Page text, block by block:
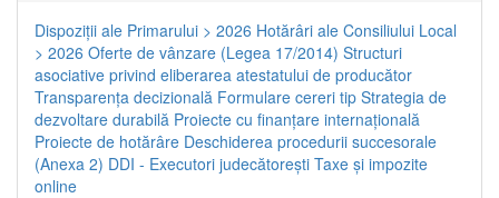
Dispoziţii ale Primarului > 2026 Hotărâri ale Consiliului Local
> 2026 Oferte de vânzare (Legea 17/2014) Structuri
asociative privind eliberarea atestatului de producător
Transparenţa decizională Formulare cereri tip Strategia de
dezvoltare durabilă Proiecte cu finanţare internaţională
Proiecte de hotărâre Deschiderea procedurii succesorale
(Anexa 2) DDI - Executori judecătorești Taxe şi impozite
online